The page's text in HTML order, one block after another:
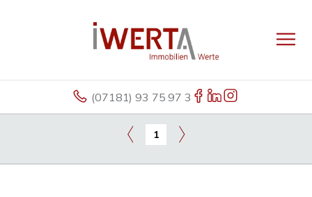
(07181) 93 75 97 3
1